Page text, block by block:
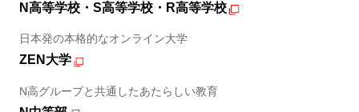
N高等学校・S高等学校・R高等学校
日本発の本格的なオンライン大学
ZEN大学
N高グループと共通したあたらしい教育